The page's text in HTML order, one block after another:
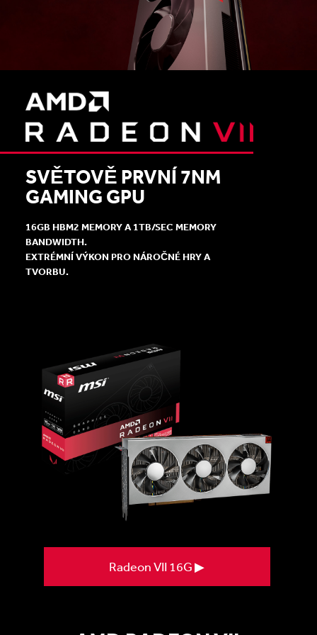
SVĚTOVĚ PRVNÍ 7NM
GAMING GPU
16GB HBM2 MEMORY A 1TB/SEC MEMORY
BANDWIDTH.
EXTRÉMNÍ VÝKON PRO NÁROČNÉ HRY A
TVORBU.
Radeon VII 16G ▶